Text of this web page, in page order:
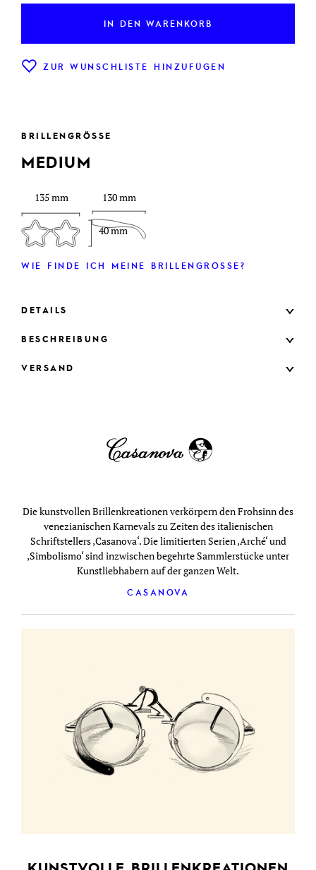
IN DEN WARENKORB
ZUR WUNSCHLISTE HINZUFÜGEN
BRILLENGRÖSSE
MEDIUM
135 mm
40 mm
130 mm
WIE FINDE ICH MEINE BRILLENGRÖSSE?
DETAILS
BESCHREIBUNG
VERSAND
Die kunstvollen Brillenkreationen verkörpern den Frohsinn des
venezianischen Karnevals zu Zeiten des italienischen
Schriftstellers ‚Casanova‘. Die limitierten Serien ‚Arché‘ und
‚Simbolismo‘ sind inzwischen begehrte Sammlerstücke unter
Kunstliebhabern auf der ganzen Welt.
CASANOVA